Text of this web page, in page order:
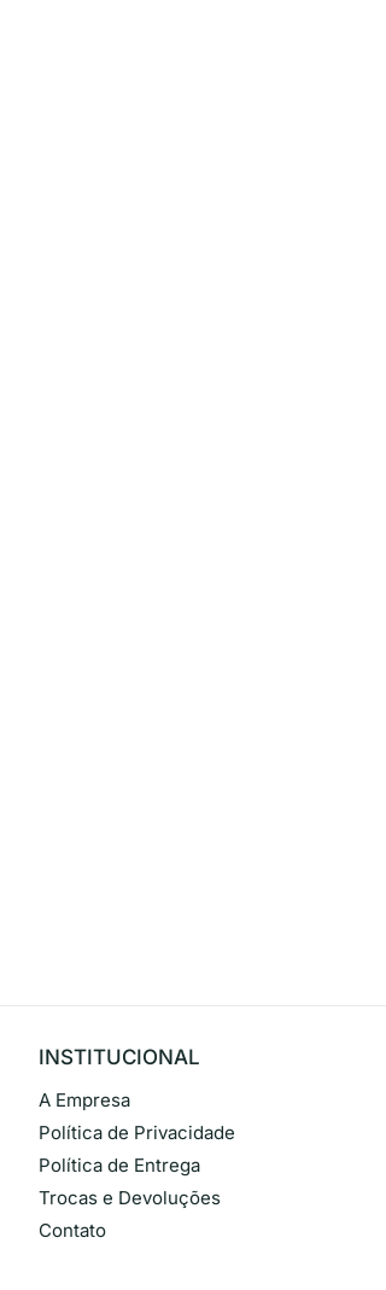
INSTITUCIONAL
A Empresa
Política de Privacidade
Política de Entrega
Trocas e Devoluções
Contato